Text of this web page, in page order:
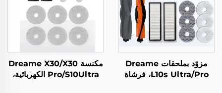
مزوّد بملحقات Dreame
L10s Ultra/Pro، فرشاة
مكنسة Dreame X30/X30
Pro/S10Ultra الكهربائية،